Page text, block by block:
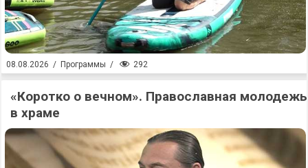
08.08.2026 / Программы / 292
«Коротко о вечном». Православная молодежь
в храме